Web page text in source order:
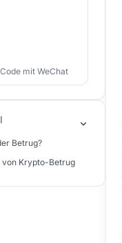
mit WeChat
Betrug?
von Krypto-Betrug